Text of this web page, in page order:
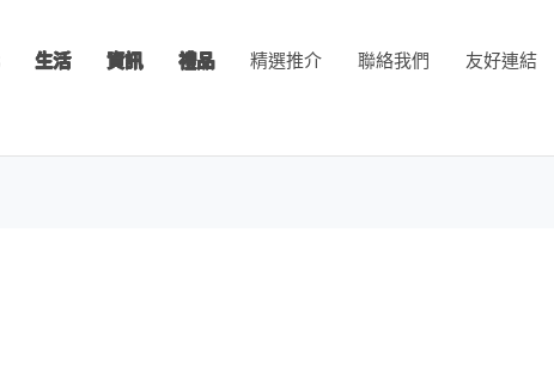
生活 資訊 禮品 精選推介 聯絡我們 友好連結